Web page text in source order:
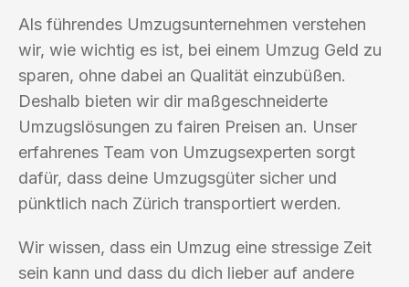
Als führendes Umzugsunternehmen verstehen
wir, wie wichtig es ist, bei einem Umzug Geld zu
sparen, ohne dabei an Qualität einzubüßen.
Deshalb bieten wir dir maßgeschneiderte
Umzugslösungen zu fairen Preisen an. Unser
erfahrenes Team von Umzugsexperten sorgt
dafür, dass deine Umzugsgüter sicher und
pünktlich nach Zürich transportiert werden.
Wir wissen, dass ein Umzug eine stressige Zeit
sein kann und dass du dich lieber auf andere